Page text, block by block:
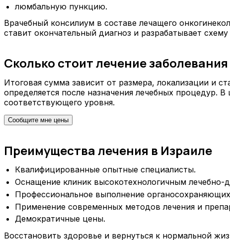
люмбальную пункцию.
Врачебный консилиум в составе лечащего
ставит окончательный диагноз и разрабатывает схему
Сколько стоит лечение заболевания
Итоговая сумма зависит от размера, локализации и
определяется после назначения лечебных процедур.
соответствующего уровня.
Сообщите мне цены
Преимущества лечения в Израиле
Квалифицированные опытные специалисты.
Оснащение клиник высокотехнологичным лечебно-
Профессиональное выполнение
Применение современных методов лечения и
Демократичные цены.
Восстановить здоровье и вернуться к нормальной